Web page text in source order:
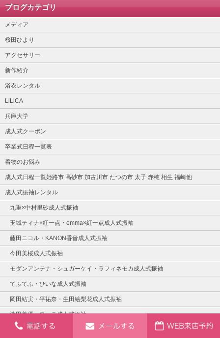
ブログカテゴリ
メディア
桜田ひより
アクセサリー
新作紹介
浴衣レンタル
LiLiCA
兵庫大学
成人式クーポン
卒業式日程一覧表
着物のお悩み
成人式日程一覧姫路市 高砂市 加古川市 たつの市 太子 赤穂 相生 福崎他
成人式振袖レンタル
九重×中村里砂成人式振袖
玉城ティナ×紅一点・emma×紅一点成人式振袖
藤田ニコル・KANON香音成人式振袖
今田美桜成人式振袖
モダンアンテナ・シュガーケイ・ラフィネモカ成人式振袖
てふてふ・ひいな成人式振袖
岡田結実・平祐奈・生田絵梨花成人式振袖
池田美優・ローラ成人式振袖
有村架純・浅田真央・ざわちん成人式振袖